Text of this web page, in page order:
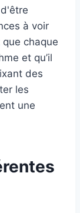
à voir
chaque
et qu’il
des
les
une